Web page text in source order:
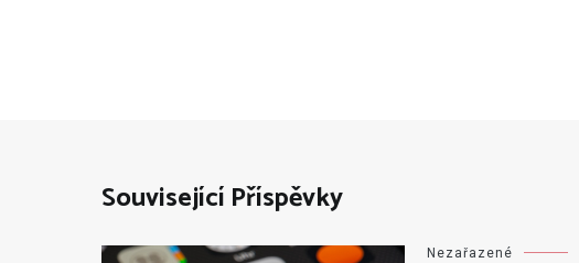
Související Příspěvky
Nezařazené